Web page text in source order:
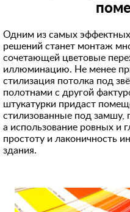
Одним из самых
решений станет монтаж
сочетающей цветовые
иллюминацию. Не менее
стилизация потолка под
полотнами с другой
штукатурки придаст
стилизованные под замшу,
а использование ровных и
простоту и лаконичность
здания.